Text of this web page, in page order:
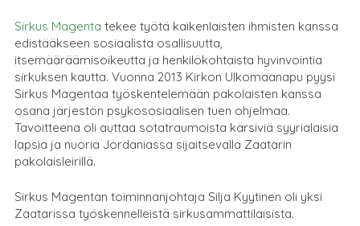
Sirkus Magenta tekee työtä kaikenlaisten ihmisten kanssa
edistääkseen sosiaalista osallisuutta,
itsemääräämisoikeutta ja henkilökohtaista hyvinvointia
sirkuksen kautta. Vuonna 2013 Kirkon Ulkomaanapu pyysi
Sirkus Magentaa työskentelemään pakolaisten kanssa
osana järjestön psykososiaalisen tuen ohjelmaa.
Tavoitteena oli auttaa sotatraumoista kärsiviä syyrialaisia
lapsia ja nuoria Jordaniassa sijaitsevalla Zaatarin
pakolaisleirillä.
Sirkus Magentan toiminnanjohtaja Silja Kyytinen oli yksi
Zaatarissa työskennelleistä sirkusammattilaisista.